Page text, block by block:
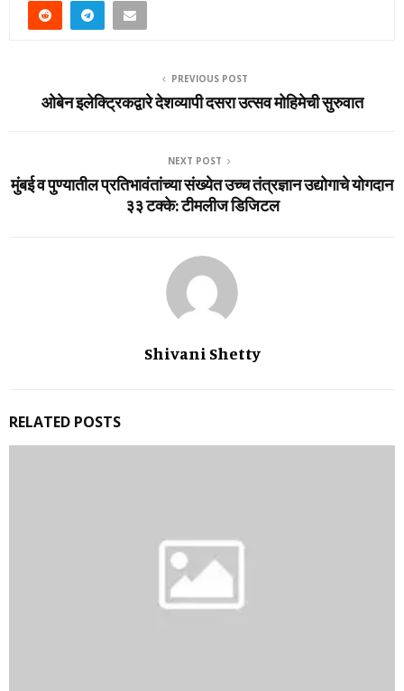
PREVIOUS POST
ओबेन इलेक्ट्रिकद्वारे देशव्यापी दसरा उत्सव मोहिमेची सुरुवात
NEXT POST
मुंबई व पुण्यातील प्रतिभावंतांच्या संख्येत उच्च तंत्रज्ञान उद्योगाचे योगदान
३३ टक्के: टीमलीज डिजिटल
Shivani Shetty
RELATED POSTS